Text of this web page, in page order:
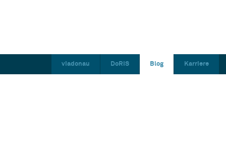
viadonau DoRIS Blog Karriere